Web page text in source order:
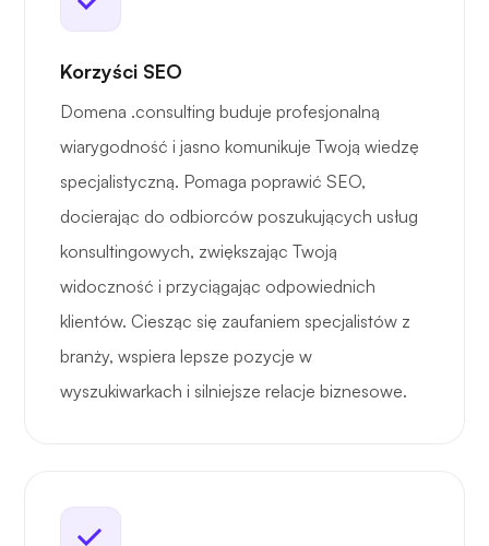
Korzyści SEO
Domena .consulting buduje profesjonalną
wiarygodność i jasno komunikuje Twoją wiedzę
specjalistyczną. Pomaga poprawić SEO,
docierając do odbiorców poszukujących usług
konsultingowych, zwiększając Twoją
widoczność i przyciągając odpowiednich
klientów. Ciesząc się zaufaniem specjalistów z
branży, wspiera lepsze pozycje w
wyszukiwarkach i silniejsze relacje biznesowe.